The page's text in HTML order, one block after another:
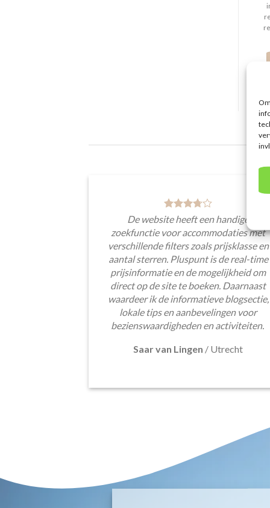
De website heeft een handige
zoekfunctie voor accommodaties met
verschillende filters zoals prijsklasse en
aantal sterren. Pluspunt is de real-time
prijsinformatie en de mogelijkheid om
direct op de site te boeken. Daarnaast
waardeer ik de informatieve blogsectie,
lokale tips en aanbevelingen voor
bezienswaardigheden en activiteiten.
Saar van Lingen / Utrecht